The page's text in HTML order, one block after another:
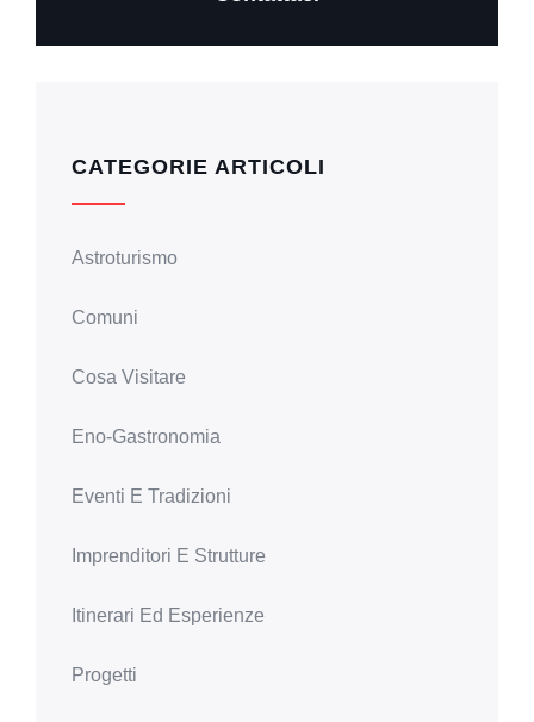
CATEGORIE ARTICOLI
Astroturismo
Comuni
Cosa Visitare
Eno-Gastronomia
Eventi E Tradizioni
Imprenditori E Strutture
Itinerari Ed Esperienze
Progetti